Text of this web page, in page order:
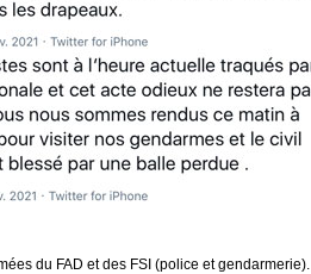
du FAD et des FSI (police et gendarmerie).